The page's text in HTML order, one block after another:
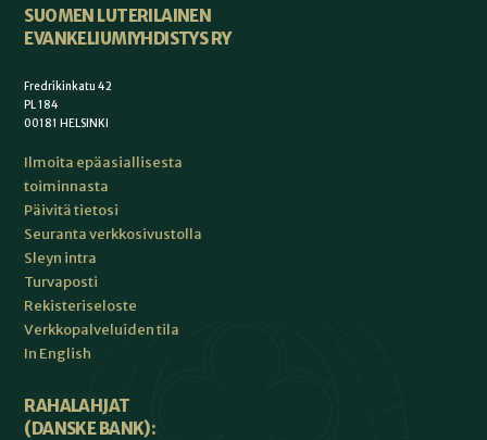
SUOMEN LUTERILAINEN
EVANKELIUMIYHDISTYS RY
Fredrikinkatu 42
PL 184
00181 HELSINKI
Ilmoita epäasiallisesta
toiminnasta
Päivitä tietosi
Seuranta verkkosivustolla
Sleyn intra
Turvaposti
Rekisteriseloste
Verkkopalveluiden tila
In English
RAHALAHJAT
(DANSKE BANK):